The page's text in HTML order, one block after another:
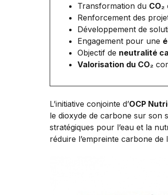
Transformation du CO₂
Renforcement des
Développement de
Engagement pour une
Objectif de neutralité
Valorisation du CO₂
L’initiative conjointe d’OCP
le dioxyde de carbone sur son
stratégiques pour l’eau et la
réduire l’empreinte carbone de